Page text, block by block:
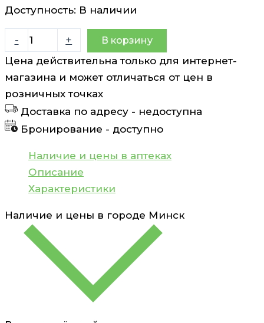
Доступность: В наличии
-
Количество
товара
Пластырь
медицинский
на
нетканой
основе
операционные
с
абсорбирующей
подушечкой
+ В корзину
Цена действительна только для интернет-
магазина и может отличаться от цен в
розничных точках
Доставка по адресу - недоступна
Бронирование - доступно
Наличие и цены в аптеках
Описание
Характеристики
Наличие и цены в городе Минск